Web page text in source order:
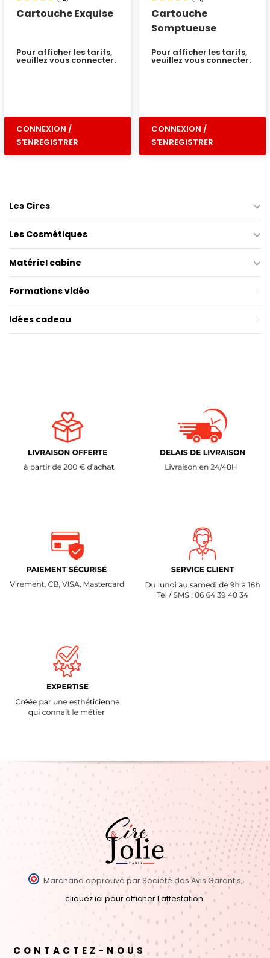
Cartouche Exquise
Pour afficher les tarifs,
veuillez vous connecter.
CONNEXION /
S'ENREGISTRER
Cartouche
Somptueuse
Pour afficher les tarifs,
veuillez vous connecter.
CONNEXION /
S'ENREGISTRER
Les Cires
Les Cosmétiques
Matériel cabine
Formations vidéo
Idées cadeau
Marchand approuvé par Société des Avis Garantis,
cliquez ici pour afficher l'attestation.
CONTACTEZ-NOUS